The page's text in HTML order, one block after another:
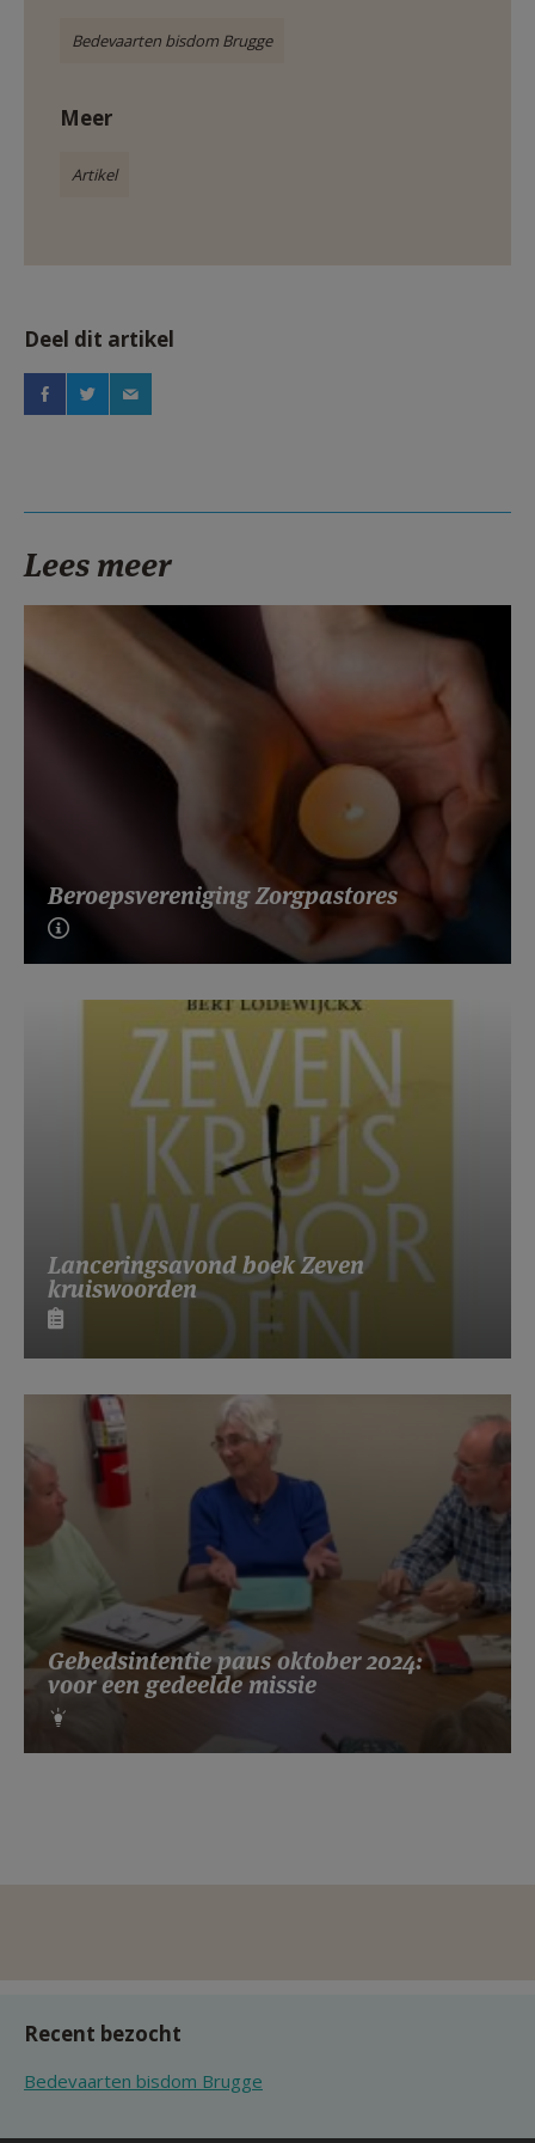
Bedevaarten bisdom Brugge
Meer
Artikel
Deel dit artikel
Lees meer
Beroepsvereniging Zorgpastores
Lanceringsavond boek Zeven
kruiswoorden
Gebedsintentie paus oktober 2024:
voor een gedeelde missie
Recent bezocht
Bedevaarten bisdom Brugge